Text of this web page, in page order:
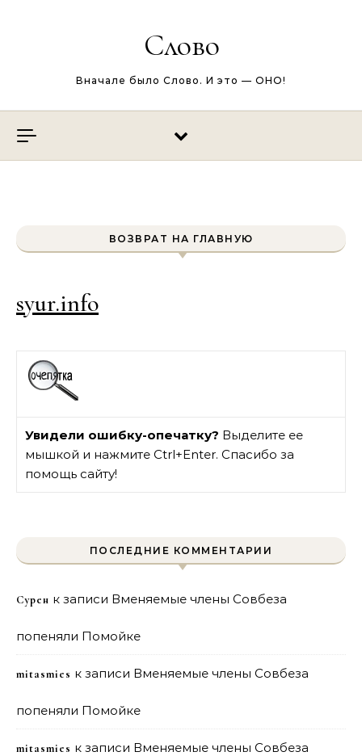
Слово
Вначале было Слово. И это — ОНО!
ВОЗВРАТ НА ГЛАВНУЮ
syur.info
Увидели ошибку-опечатку? Выделите ее
мышкой и нажмите Ctrl+Enter. Спасибо за
помощь сайту!
ПОСЛЕДНИЕ КОММЕНТАРИИ
Сурен к записи Вменяемые члены Совбеза
попеняли Помойке
mitasmies к записи Вменяемые члены Совбеза
попеняли Помойке
mitasmies к записи Вменяемые члены Совбеза